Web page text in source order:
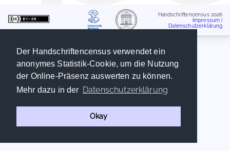
Der Handschriftencensus verwendet ein
anonymes Statistik-Cookie, um die Nutzung
der Online-Präsenz auswerten zu können.
Mehr dazu in der Datenschutzerklärung
Okay
Handschriftencensus 2026
Impressum
Datenschutzerklärung